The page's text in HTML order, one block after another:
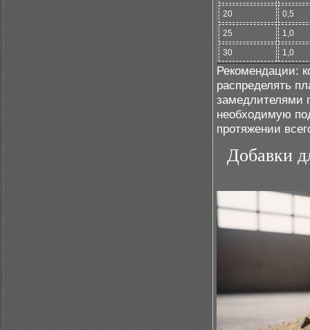
20
0,5
25
1,0
30
1,0
Рекомендации:
распределять
замедлителями
необходимую
протяжении
Добавки